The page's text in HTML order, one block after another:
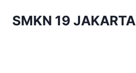
SMKN 19 JAKARTA